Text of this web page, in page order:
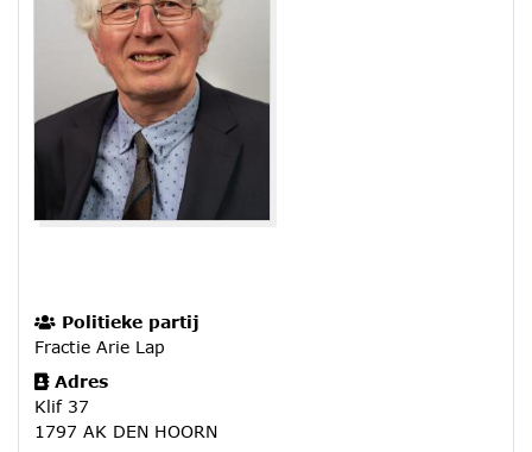
Politieke partij
Fractie Arie Lap
Adres
Klif 37
1797 AK DEN HOORN